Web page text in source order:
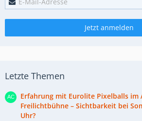
Jetzt anmelden
Letzte Themen
Erfahrung mit Eurolite Pixelballs im
Freilichtbühne – Sichtbarkeit bei
Uhr?